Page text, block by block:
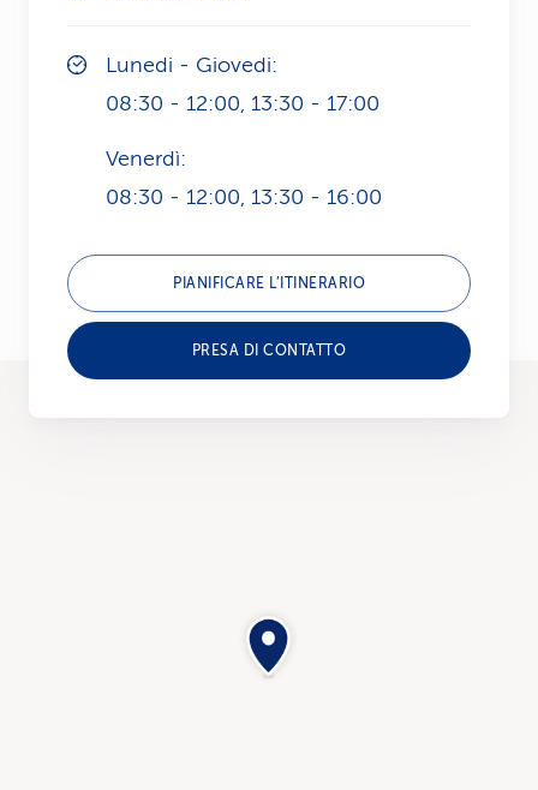
s
e
v
z
i
o
Lunedi - Giovedi:
08:30 - 12:00, 13:30 - 17:00
Venerdì:
08:30 - 12:00, 13:30 - 16:00
PIANIFICARE L’ITINERARIO
PRESA DI CONTATTO